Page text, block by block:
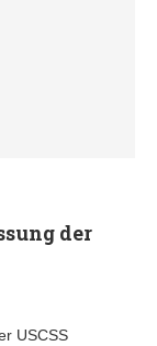
der
USCSS